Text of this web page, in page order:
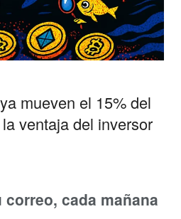
mueven el 15% del
ventaja del inversor
cada mañana